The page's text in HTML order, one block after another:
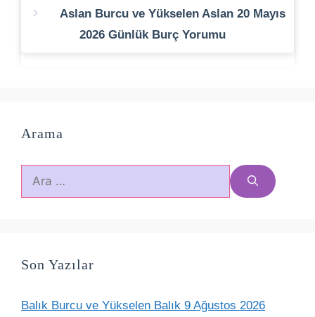
Aslan Burcu ve Yükselen Aslan 20 Mayıs
2026 Günlük Burç Yorumu
Arama
için
Son Yazılar
Balık Burcu ve Yükselen Balık 9 Ağustos 2026